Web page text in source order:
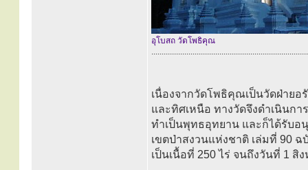
อุโบสถ วัดโพธิคุณ
............................................................................
เนื่องจากวัดโพธิคุณเป็นวัดฝ่าย
และทิศเหนือ ทางวัดจึงดำเนินก
ทำเป็นพุทธอุทยาน และก็ได้รับอ
เขตป่าสงวนแห่งชาติ เล่มที่ 90
เป็นเนื้อที่ 250 ไร่ จนถึงวันที่ 1 สิ